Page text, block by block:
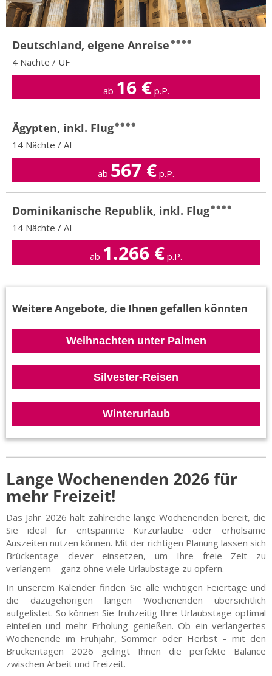
Deutschland, eigene Anreise
4 Nächte / ÜF
ab 16€ p.P.
Ägypten, inkl. Flug
14 Nächte / AI
ab 567 € p.P.
Dominikanische Republik, inkl. Flug
14 Nächte / AI
ab 1.266 € p.P.
Weitere Angebote, die Ihnen gefallen könnten
Weihnachten unter Palmen
Silvester-Reisen
Winterurlaub
Lange Wochenenden 2026 für
mehr Freizeit!
Das Jahr 2026 hält zahlreiche lange Wochenenden bereit, die
Sie ideal für entspannte Kurzurlaube oder erholsame
Auszeiten nutzen können. Mit der richtigen Planung lassen sich
Brückentage clever einsetzen, um Ihre freie Zeit zu
verlängern – ganz ohne viele Urlaubstage zu opfern.
In unserem Kalender finden Sie alle wichtigen Feiertage und
die dazugehörigen langen Wochenenden übersichtlich
aufgelistet. So können Sie frühzeitig Ihre Urlaubstage optimal
einteilen und mehr Erholung genießen. Ob ein verlängertes
Wochenende im Frühjahr, Sommer oder Herbst – mit den
Brückentagen 2026 gelingt Ihnen die perfekte Balance
zwischen Arbeit und Freizeit.